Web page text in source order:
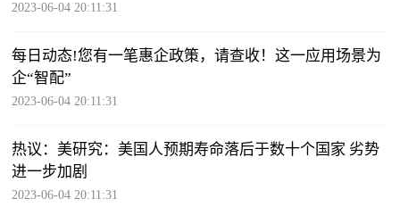
2023-06-04 20:11:31
每日动态!您有一笔惠企政策，请查收！这一应用场景为
企“智配”️
2023-06-04 20:11:31
热议：美研究：美国人预期寿命落后于数十个国家 劣势
进一步加剧
2023-06-04 20:11:31